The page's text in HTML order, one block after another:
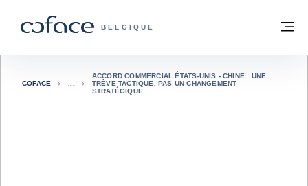
COFACE, FOR TRADE - PAGE
BELGIQUE
Retour à la page d'accueil
COFACE
ACCORD COMMERCIAL ÉTATS-UNIS - CHINE : UNE
TRÊVE TACTIQUE, PAS UN CHANGEMENT
STRATÉGIQUE